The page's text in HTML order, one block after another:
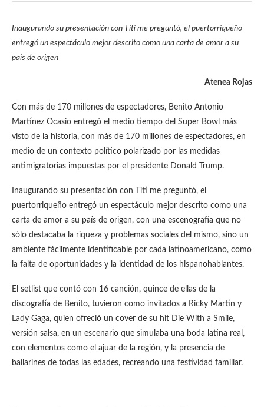
Inaugurando su presentación con Tití me preguntó, el puertorriqueño
entregó un espectáculo mejor descrito como una carta de amor a su
país de origen
Atenea Rojas
Con más de 170 millones de espectadores, Benito Antonio
Martínez Ocasio entregó el medio tiempo del Super Bowl más
visto de la historia, con más de 170 millones de espectadores, en
medio de un contexto político polarizado por las medidas
antimigratorias impuestas por el presidente Donald Trump.
Inaugurando su presentación con Tití me preguntó, el
puertorriqueño entregó un espectáculo mejor descrito como una
carta de amor a su país de origen, con una escenografía que no
sólo destacaba la riqueza y problemas sociales del mismo, sino un
ambiente fácilmente identificable por cada latinoamericano, como
la falta de oportunidades y la identidad de los hispanohablantes.
El setlist que contó con 16 canción, quince de ellas de la
discografía de Benito, tuvieron como invitados a Ricky Martin y
Lady Gaga, quien ofreció un cover de su hit Die With a Smile,
versión salsa, en un escenario que simulaba una boda latina real,
con elementos como el ajuar de la región, y la presencia de
bailarines de todas las edades, recreando una festividad familiar.